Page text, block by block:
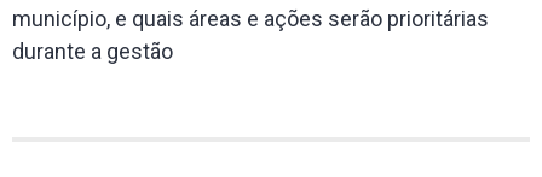
município, e quais áreas e ações serão prioritárias
durante a gestão